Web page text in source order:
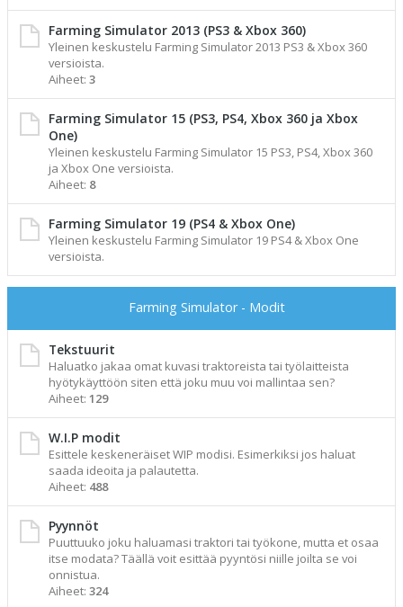
Farming Simulator 2013 (PS3 & Xbox 360)
Yleinen keskustelu Farming Simulator 2013 PS3 & Xbox 360
versioista.
Aiheet: 3
Farming Simulator 15 (PS3, PS4, Xbox 360 ja Xbox
One)
Yleinen keskustelu Farming Simulator 15 PS3, PS4, Xbox 360
ja Xbox One versioista.
Aiheet: 8
Farming Simulator 19 (PS4 & Xbox One)
Yleinen keskustelu Farming Simulator 19 PS4 & Xbox One
versioista.
Farming Simulator - Modit
Tekstuurit
Haluatko jakaa omat kuvasi traktoreista tai työlaitteista
hyötykäyttöön siten että joku muu voi mallintaa sen?
Aiheet: 129
W.I.P modit
Esittele keskeneräiset WIP modisi. Esimerkiksi jos haluat
saada ideoita ja palautetta.
Aiheet: 488
Pyynnöt
Puuttuuko joku haluamasi traktori tai työkone, mutta et osaa
itse modata? Täällä voit esittää pyyntösi niille joilta se voi
onnistua.
Aiheet: 324